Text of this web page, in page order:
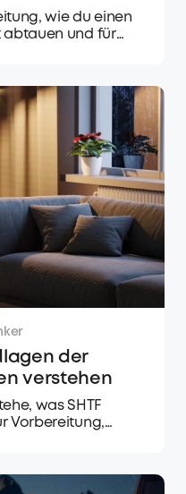
wie du einen
abtauen und für
der
verstehen
was SHTF
Vorbereitung,
zu gewährleisten.